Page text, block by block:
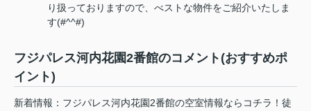
り扱っておりますので、べストな物件をご紹介いたしま
す(#^^#)
フジパレス河内花園2番館のコメント(おすすめポ
イント)
新着情報：フジパレス河内花園2番館の空室情報ならコチラ！徒